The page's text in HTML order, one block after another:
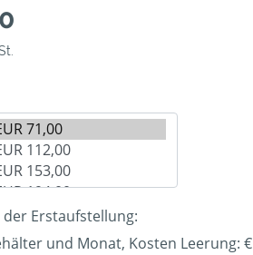
Erstaufstellung:
und Monat, Kosten Leerung: €